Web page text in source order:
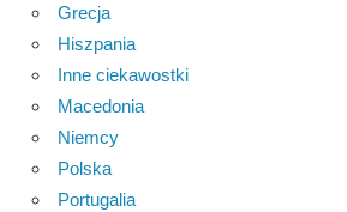
Grecja
Hiszpania
Inne ciekawostki
Macedonia
Niemcy
Polska
Portugalia